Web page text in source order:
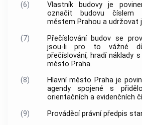
(6)
Vlastník budovy je
označit budovu číslem
městem Prahou a udržovat
(7)
Přečíslování budov se
jsou-li pro to vážné
přečíslování, hradí náklady
město Praha.
(8)
Hlavní město Prahaje
agendy spojené s
orientačních a evidenčních
(9)
Prováděcí právní předpis